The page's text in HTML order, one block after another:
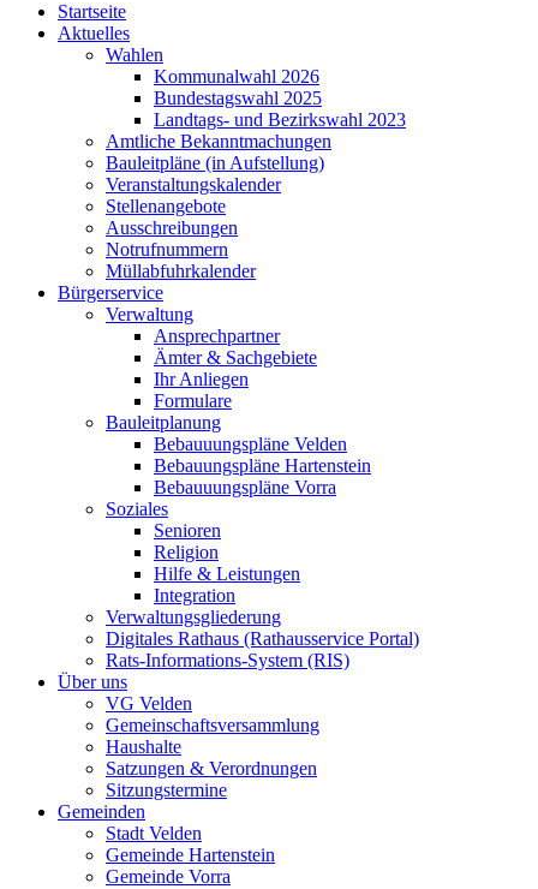
Startseite
Aktuelles
Wahlen
Kommunalwahl 2026
Bundestagswahl 2025
Landtags- und Bezirkswahl 2023
Amtliche Bekanntmachungen
Bauleitpläne (in Aufstellung)
Veranstaltungskalender
Stellenangebote
Ausschreibungen
Notrufnummern
Müllabfuhrkalender
Bürgerservice
Verwaltung
Ansprechpartner
Ämter & Sachgebiete
Ihr Anliegen
Formulare
Bauleitplanung
Bebauuungspläne Velden
Bebauungspläne Hartenstein
Bebauuungspläne Vorra
Soziales
Senioren
Religion
Hilfe & Leistungen
Integration
Verwaltungsgliederung
Digitales Rathaus (Rathausservice Portal)
Rats-Informations-System (RIS)
Über uns
VG Velden
Gemeinschaftsversammlung
Haushalte
Satzungen & Verordnungen
Sitzungstermine
Gemeinden
Stadt Velden
Gemeinde Hartenstein
Gemeinde Vorra